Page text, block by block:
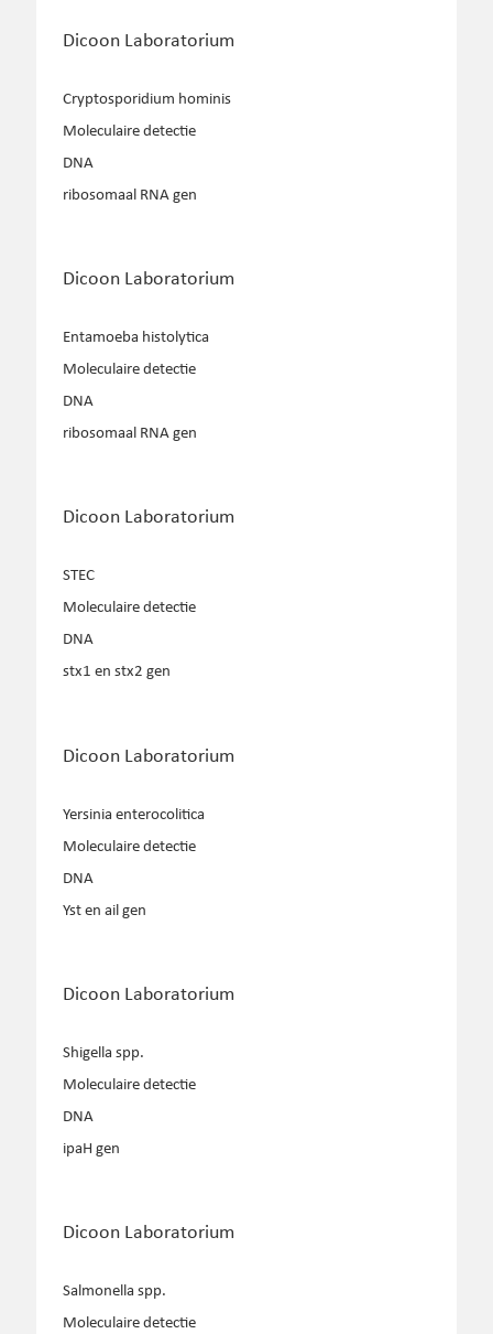
Dicoon Laboratorium
Cryptosporidium hominis
Moleculaire detectie
DNA
ribosomaal RNA gen
Dicoon Laboratorium
Entamoeba histolytica
Moleculaire detectie
DNA
ribosomaal RNA gen
Dicoon Laboratorium
STEC
Moleculaire detectie
DNA
stx1 en stx2 gen
Dicoon Laboratorium
Yersinia enterocolitica
Moleculaire detectie
DNA
Yst en ail gen
Dicoon Laboratorium
Shigella spp.
Moleculaire detectie
DNA
ipaH gen
Dicoon Laboratorium
Salmonella spp.
Moleculaire detectie